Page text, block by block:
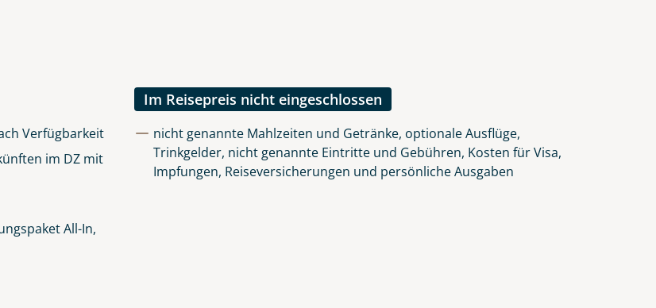
Verfügbarkeit
im DZ mit
All-In,
Im Reisepreis nicht eingeschlossen
nicht genannte Mahlzeiten und Getränke, optionale Ausflüge,
Trinkgelder, nicht genannte Eintritte und Gebühren, Kosten für Visa,
Impfungen, Reiseversicherungen und persönliche Ausgaben
Server geschickt. Mit Absenden des Formulars, erklären Sie, dass Sie die
zur Kenntnis genommen und akzeptiert haben.